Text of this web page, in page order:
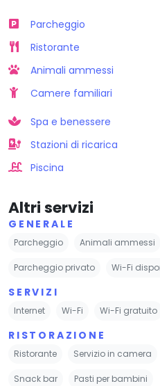
Parcheggio
Ristorante
Animali ammessi
Camere familiari
Spa e benessere
Stazioni di ricarica
Piscina
Altri servizi
GENERALE
Parcheggio Animali ammessi
Parcheggio privato Wi-Fi
SERVIZI
Internet Wi-Fi Wi-Fi gratuito
RISTORAZIONE
Ristorante Servizio in camera
Snack bar Pasti per bambini